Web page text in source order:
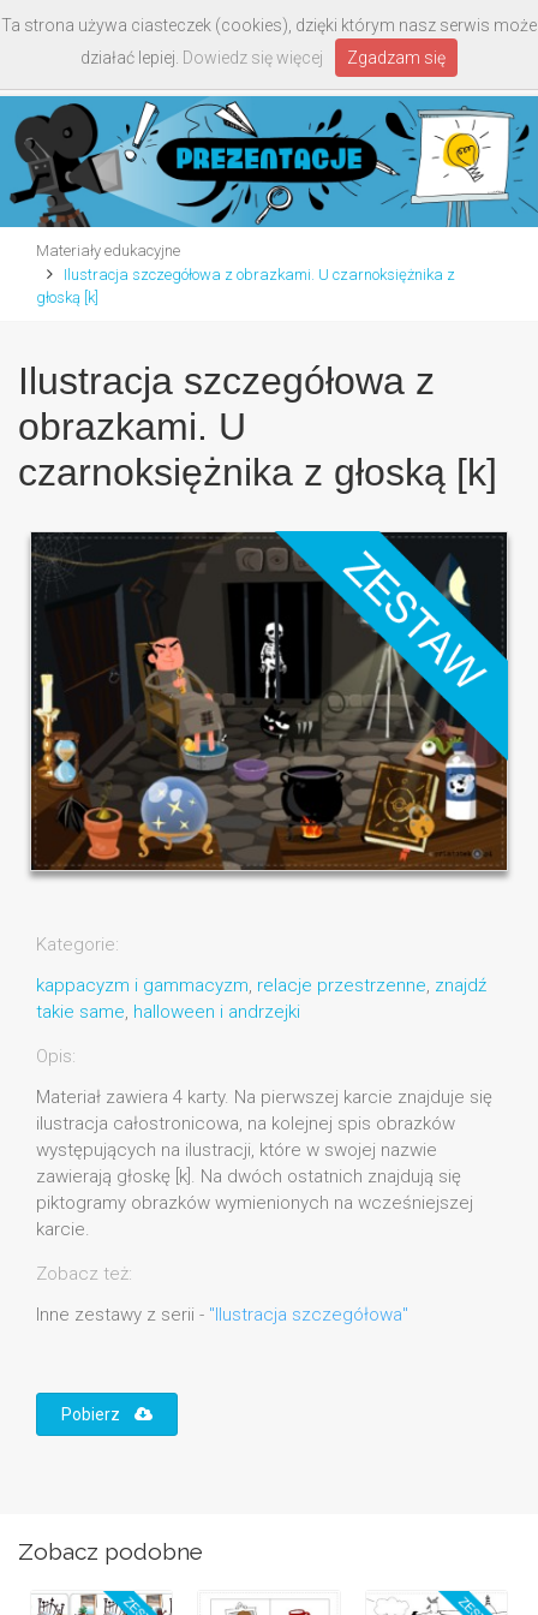
Materiały edukacyjne
Ilustracja szczegółowa z obrazkami. U czarnoksiężnika z
głoską [k]
Ilustracja szczegółowa z
obrazkami. U
czarnoksiężnika z głoską [k]
Kategorie:
kappacyzm i gammacyzm, relacje przestrzenne, znajdź
takie same, halloween i andrzejki
Opis:
Materiał zawiera 4 karty. Na pierwszej karcie znajduje się
ilustracja całostronicowa, na kolejnej spis obrazków
występujących na ilustracji, które w swojej nazwie
zawierają głoskę [k]. Na dwóch ostatnich znajdują się
piktogramy obrazków wymienionych na wcześniejszej
karcie.
Zobacz też:
Inne zestawy z serii - "Ilustracja szczegółowa"
Pobierz
Zobacz podobne
Ta strona używa ciasteczek (cookies), dzięki którym nasz serwis może
działać lepiej. Dowiedz się więcej Zgadzam się